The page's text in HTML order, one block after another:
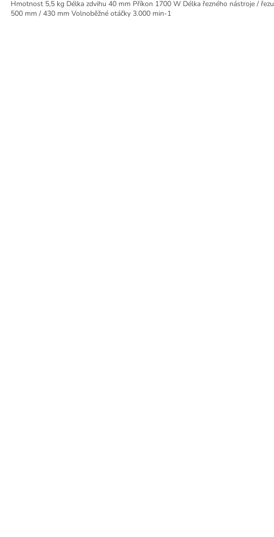
Hmotnost 5,5 kg Délka zdvihu 40 mm Příkon 1700 W Délka řezného nástroje / řezu
500 mm / 430 mm Volnoběžné otáčky 3.000 min-1